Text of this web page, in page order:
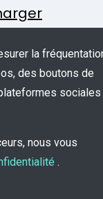
Réservés
la
des boutons de
sociales
nous vous
.